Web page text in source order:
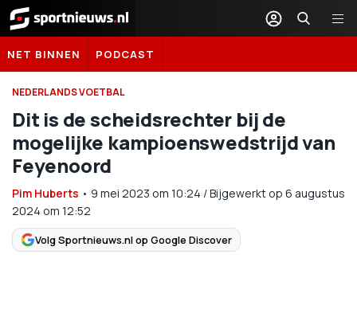
Sportnieuws.nl
NET BINNEN PODCAST
NEDERLANDS VOETBAL
Dit is de scheidsrechter bij de
mogelijke kampioenswedstrijd van
Feyenoord
Pim Huberts • 9 mei 2023 om 10:24 /Bijgewerkt op 6 augustus
2024 om 12:52
Volg Sportnieuws.nl op Google Discover